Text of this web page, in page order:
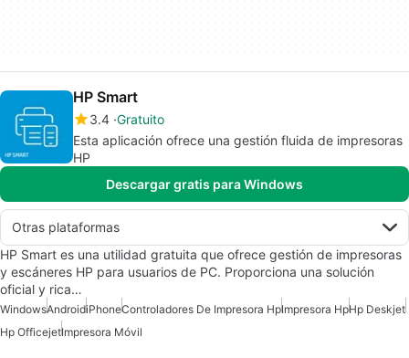
HP Smart
3.4 Gratuito
Esta aplicación ofrece una gestión fluida de impresoras
HP
Descargar gratis para Windows
Otras plataformas
HP Smart es una utilidad gratuita que ofrece gestión de impresoras
y escáneres HP para usuarios de PC. Proporciona una solución
oficial y rica…
WindowsAndroidiPhoneControladores De Impresora HpImpresora HpHp Deskjet
Hp OfficejetImpresora Móvil